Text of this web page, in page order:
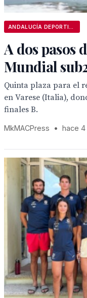
A dos pasos
Mundial
Quinta plaza para el
en Varese (Italia),
finales B.
MkMACPress • hace 4